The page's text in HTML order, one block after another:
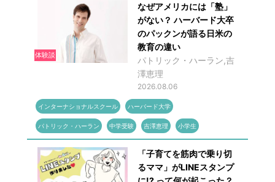
体験談
なぜアメリカには「塾」
がない？ ハーバード大卒
のパックンが語る日米の
教育の違い
パトリック・ハーラン,吉
澤恵理
2026.08.06
インターナショナルスクール ハーバード大学
パトリック・ハーラン 中学受験 吉澤恵理 小学生
「子育てを筋肉で乗り切
るママ」がLINEスタンプ